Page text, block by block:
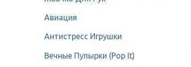
Авиация
Антистресс Игрушки
Вечные Пупырки (Pop It)